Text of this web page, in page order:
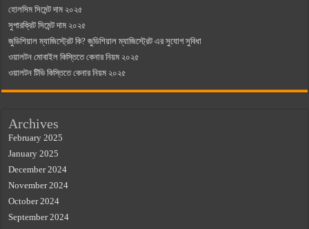
হোলসিম সিমেন্ট দাম ২০২৫
সুপারক্রিট সিমেন্ট দাম ২০২৫
জুডিশিয়াল ম্যাজিস্ট্রেট কি? জুডিশিয়াল ম্যাজিস্ট্রেট এর সুযোগ সুবিধা
ওয়ালটন মোবাইল কিস্তিতে কেনার নিয়ম ২০২৫
ওয়ালটন টিভি কিস্তিতে কেনার নিয়ম ২০২৫
Archives
February 2025
January 2025
December 2024
November 2024
October 2024
September 2024